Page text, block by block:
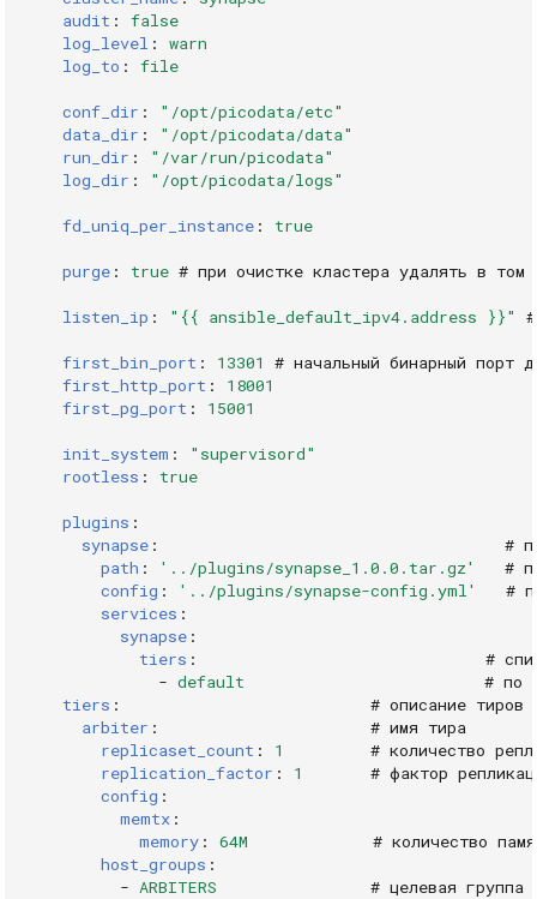
audit :
false
log_level :
warn
log_to : file
conf_dir :
"/opt/picodata/etc"
data_dir :
"/opt/picodata/data"
run_dir :
"/var/run/picodata"
log_dir : "/opt/picodata/logs"
fd_uniq_per_instance : true
purge : true # при очистке кластера удалять в
listen_ip : "{{ ansible_default_ipv4.address }}"
first_bin_port : 13301
# начальный бинарный порт
first_http_port :
18001
first_pg_port : 15001
init_system :
"supervisord"
rootless : true
plugins :
synapse :
#
path : '../plugins/synapse_1.0.0.tar.gz'
#
config : '../plugins/synapse-config.yml'
#
services :
synapse :
tiers :
#
- default
# по
tiers :
# описание тиров
arbiter :
# имя тира
replicaset_count : 1
# количество
replication_factor : 1
# фактор
config :
memtx :
memory : 64M
# количество
host_groups :
- ARBITERS # целевая группа